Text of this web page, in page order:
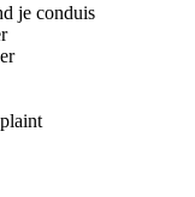
je conduis